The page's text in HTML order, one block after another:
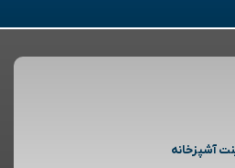
آشپزخانه